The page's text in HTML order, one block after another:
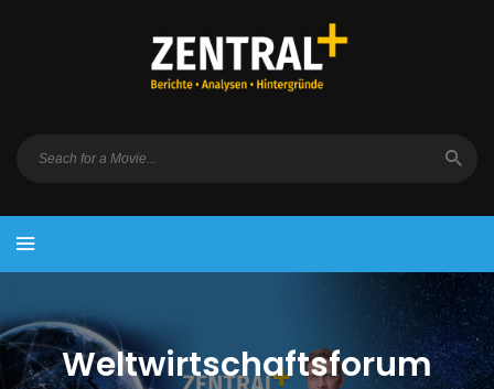
Weltwirtschaftsforum